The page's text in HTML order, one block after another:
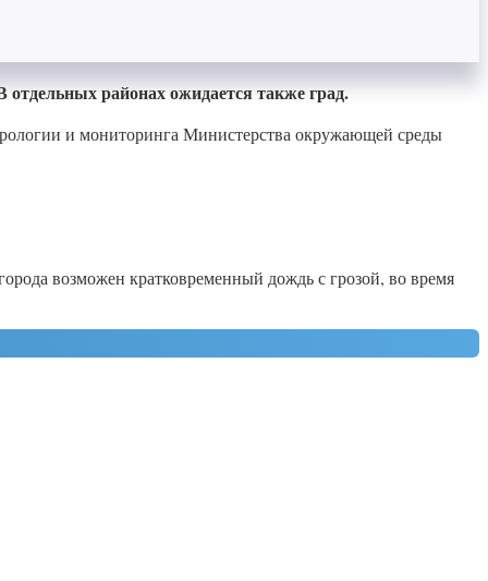
районах ожидается также град.
и мониторинга Министерства окружающей среды
возможен кратковременный дождь с грозой, во время